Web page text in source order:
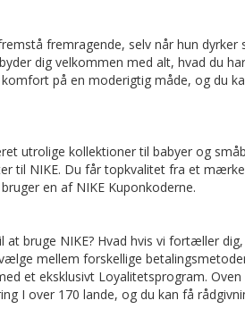
fremragende, selv når hun
dig velkommen med alt, hvad du
på en moderigtig måde, og du
utrolige kollektioner til babyer og
til NIKE. Du får topkvalitet fra et
en af NIKE Kuponkoderne.
at bruge NIKE? Hvad hvis vi fortæller
mellem forskellige
et eksklusivt Loyalitetsprogram.
I over 170 lande, og du kan få